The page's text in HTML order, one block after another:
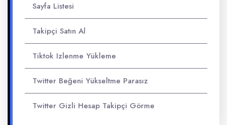
Sayfa Listesi
Takipçi Satın Al
Tiktok Izlenme Yükleme
Twitter Beğeni Yükseltme Parasız
Twitter Gizli Hesap Takipçi Görme